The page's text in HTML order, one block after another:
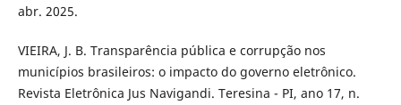
abr. 2025.
VIEIRA, J. B. Transparência pública e corrupção nos
municípios brasileiros: o impacto do governo eletrônico.
Revista Eletrônica Jus Navigandi. Teresina - PI, ano 17, n.